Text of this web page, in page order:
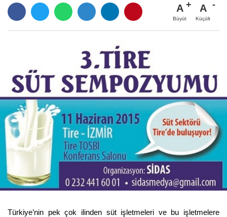
A
Büyüt
A
Küçült
Türkiye’nin pek çok ilinden süt işletmeleri ve bu işletmelere